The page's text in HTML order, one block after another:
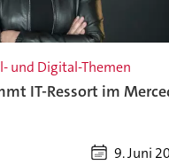
und Digital-Themen
IT-Ressort im
9. Juni